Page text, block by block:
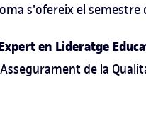
s'ofereix el semestre
en Lideratge
de la